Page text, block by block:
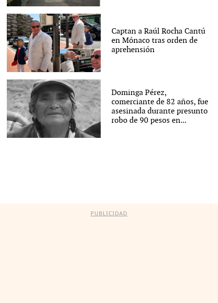
Captan a Raúl Rocha Cantú
en Mónaco tras orden de
aprehensión
Dominga Pérez,
comerciante de 82 años, fue
asesinada durante presunto
robo de 90 pesos en...
PUBLICIDAD